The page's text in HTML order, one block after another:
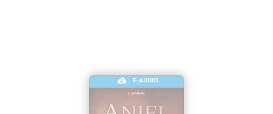
E-AUDIO